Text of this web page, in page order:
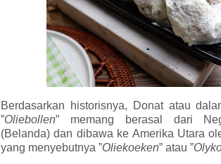
Berdasarkan historisnya, Donat atau
”Oliebollen”
memang berasal dari
(Belanda) dan dibawa ke Amerika Utara
yang menyebutnya ”Oliekoeken” atau ”